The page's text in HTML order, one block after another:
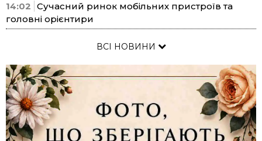
14:02 Сучасний ринок мобільних пристроїв та
головні орієнтири
ВСІ НОВИНИ